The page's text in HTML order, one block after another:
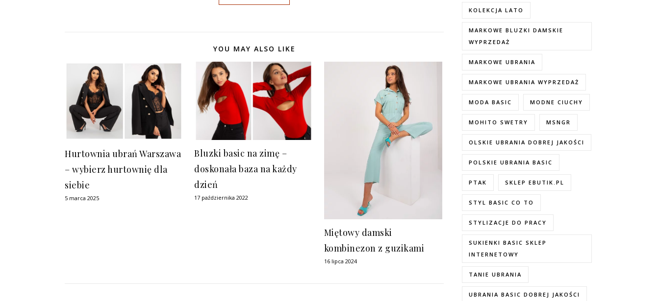
YOU MAY ALSO LIKE
Hurtownia ubrań Warszawa
– wybierz hurtownię dla
siebie
5 marca 2025
Bluzki basic na zimę –
doskonała baza na każdy
dzień
17 października 2022
Miętowy damski
kombinezon z guzikami
16 lipca 2024
KOLEKCJA LATO
MARKOWE BLUZKI DAMSKIE
WYPRZEDAŻ
MARKOWE UBRANIA
MARKOWE UBRANIA WYPRZEDAŻ
MODA BASIC MODNE CIUCHY
MOHITO SWETRY MSNGR
OLSKIE UBRANIA DOBREJ JAKOŚCI
POLSKIE UBRANIA BASIC
PTAK SKLEP EBUTIK.PL
STYL BASIC CO TO
STYLIZACJE DO PRACY
SUKIENKI BASIC SKLEP
INTERNETOWY
TANIE UBRANIA
UBRANIA BASIC DOBREJ JAKOŚCI